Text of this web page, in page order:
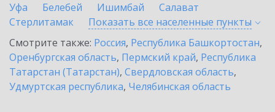
Уфа
Белебей Ишимбай
Салават
Стерлитамак
Показать все населенные пункты
Смотрите также: Россия, Республика Башкортостан,
Оренбургская область, Пермский край, Республика
Татарстан (Татарстан), Свердловская область,
Удмуртская республика, Челябинская область